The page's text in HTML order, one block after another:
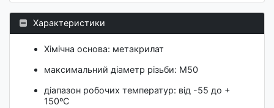
Характеристики
Хімічна основа: метакрилат
максимальний діаметр різьби: М50
діапазон робочих температур: від -55 до +
150ºС